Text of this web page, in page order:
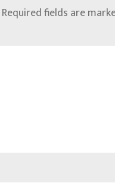
Required fields are